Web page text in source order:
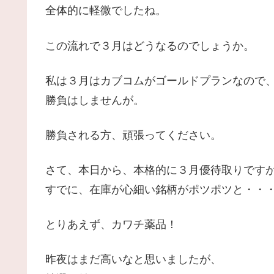
全体的に軽微でしたね。
この流れで３月はどうなるのでしょうか。
私は３月はカブコムがゴールドプランなので、
勝負はしませんが。
勝負される方、頑張ってください。
さて、本日から、本格的に３月優待取りですが
すでに、在庫が心細い銘柄がポツポツと・・・
とりあえず、カワチ薬品！
昨夜はまだ高いなと思いましたが、